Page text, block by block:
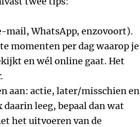
WhatsApp, enzovoort).
momenten per dag waarop je
en wél online gaat. Het
aan: actie, later/misschien en
leeg, bepaal dan wat
het uitvoeren van de